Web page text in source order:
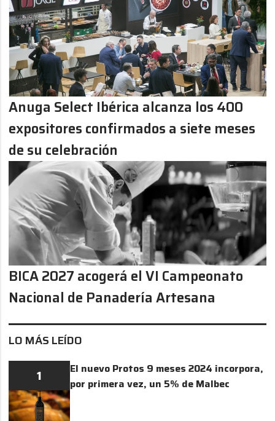
LO MÁS LEÍDO
1
El nuevo Protos 9 meses 2024 incorpora,
por primera vez, un 5% de Malbec
Anuga Select Ibérica alcanza los 400
expositores confirmados a siete meses
de su celebración
BICA 2027 acogerá el VI Campeonato
Nacional de Panadería Artesana